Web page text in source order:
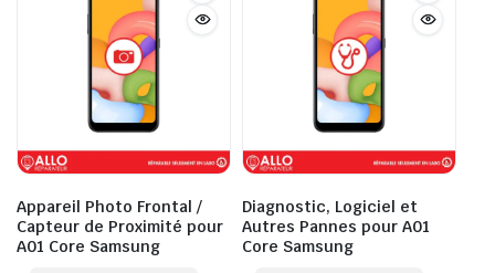
Appareil Photo Frontal /
Capteur de Proximité pour
A01 Core Samsung
Diagnostic, Logiciel et
Autres Pannes pour A01
Core Samsung